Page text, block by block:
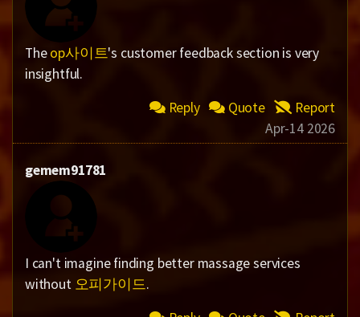
Theop사이트's customer feedback section is very
insightful.
Reply
Quote
Report
Apr-14 2026
gemem91781
I can't imagine finding better massage services
without 오피가이드.